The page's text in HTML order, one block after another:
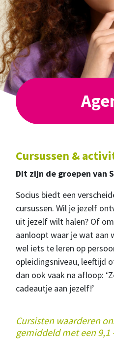
Cursussen &
Dit zijn de groepen van
Socius biedt een
cursussen. Wil je jezelf
uit jezelf wilt halen? Of
aanloopt waar je wat aan
wel iets te leren op
opleidingsniveau, leeftijd
dan ook vaak na afloop:
cadeautje aan jezelf!’
Cursisten waarderen
gemiddeld met een